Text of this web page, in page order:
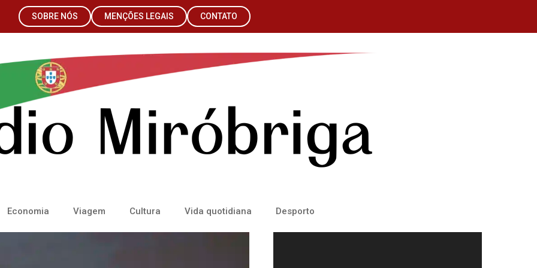
SOBRE NÓS MENÇÕES LEGAIS CONTATO
Economia Viagem Cultura Vida quotidiana Desporto